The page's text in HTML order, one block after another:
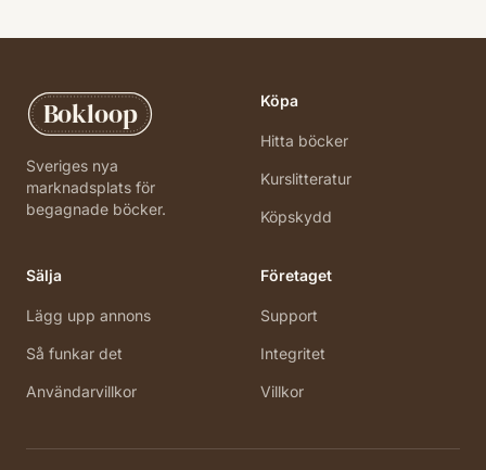
Bokloop
Sveriges nya
marknadsplats för
begagnade böcker.
Köpa
Hitta böcker
Kurslitteratur
Köpskydd
Sälja
Lägg upp annons
Så funkar det
Användarvillkor
Företaget
Support
Integritet
Villkor